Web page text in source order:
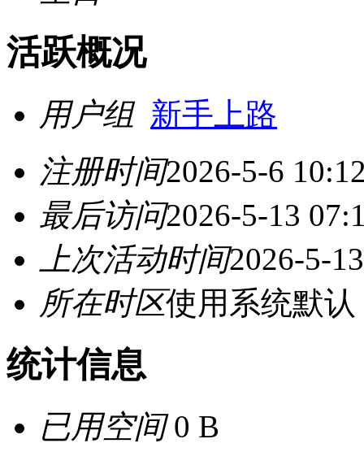
活跃概况
用户组 新手上路
注册时间2026-5-6
最后访问2026-5-13
上次活动时间2026-5-
所在时区使用系统默认
统计信息
已用空间0 B